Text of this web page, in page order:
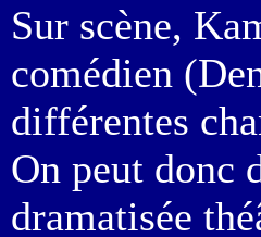
Sur scène,
comédien
différentes
On peut donc
dramatisée